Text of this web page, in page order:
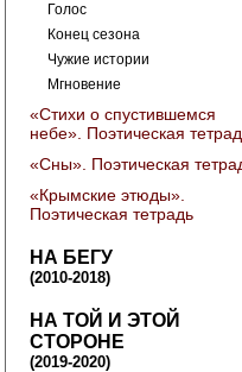
Голос
Конец сезона
Чужие истории
Мгновение
«Стихи о спустившемся
небе». Поэтическая
«Сны». Поэтическая
«Крымские этюды».
Поэтическая тетрадь
НА БЕГУ
(2010-2018)
НА ТОЙ И ЭТОЙ
СТОРОНЕ
(2019-2020)